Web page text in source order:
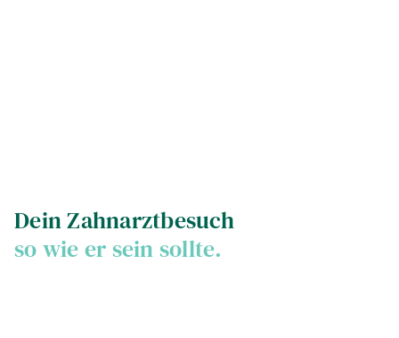
Dein Zahnarztbesuch
so wie er sein sollte.